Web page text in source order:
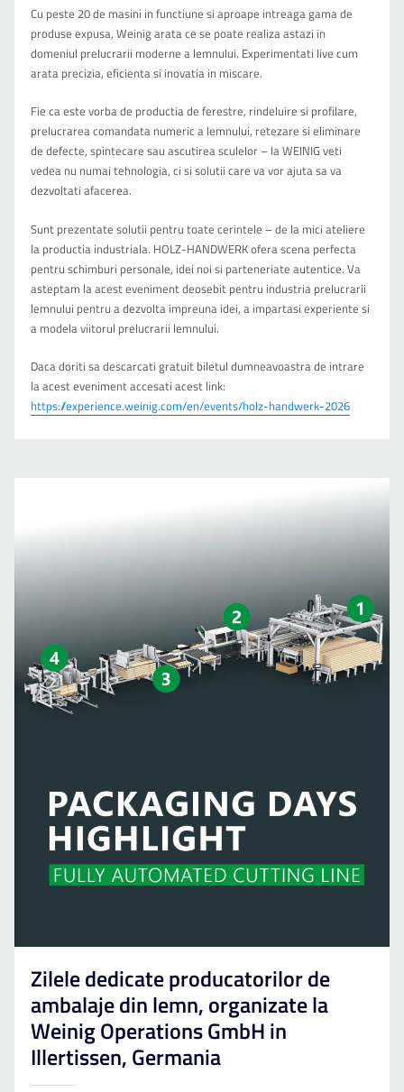
Cu peste 20 de masini in functiune si aproape intreaga gama de
produse expusa, Weinig arata ce se poate realiza astazi in
domeniul prelucrarii moderne a lemnului. Experimentati live cum
arata precizia, eficienta si inovatia in miscare.
Fie ca este vorba de productia de ferestre, rindeluire si profilare,
prelucrarea comandata numeric a lemnului, retezare si eliminare
de defecte, spintecare sau ascutirea sculelor – la WEINIG veti
vedea nu numai tehnologia, ci si solutii care va vor ajuta sa va
dezvoltati afacerea.
Sunt prezentate solutii pentru toate cerintele – de la mici ateliere
la productia industriala. HOLZ-HANDWERK ofera scena perfecta
pentru schimburi personale, idei noi si parteneriate autentice. Va
asteptam la acest eveniment deosebit pentru industria prelucrarii
lemnului pentru a dezvolta impreuna idei, a impartasi experiente si
a modela viitorul prelucrarii lemnului.
Daca doriti sa descarcati gratuit biletul dumneavoastra de intrare
la acest eveniment accesati acest link:
https://experience.weinig.com/en/events/holz-handwerk-2026
Zilele dedicate producatorilor de
ambalaje din lemn, organizate la
Weinig Operations GmbH in
Illertissen, Germania